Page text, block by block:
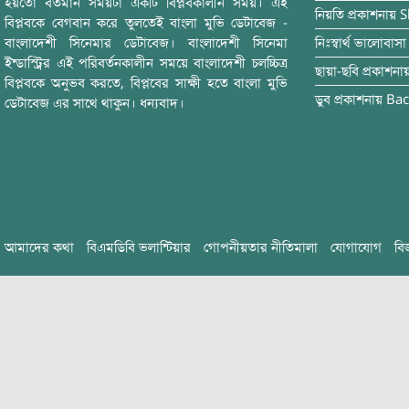
বিপ্লবকে বেগবান করে তুলতেই বাংলা মুভি ডেটাবেজ -
বাংলাদেশী সিনেমার ডেটাবেজ। বাংলাদেশী সিনেমা
ইন্ডাস্ট্রির এই পরিবর্তনকালীন সময়ে বাংলাদেশী চলচ্চিত্র
বিপ্লবকে অনুভব করতে, বিপ্লবের সাক্ষী হতে বাংলা মুভি
ডেটাবেজ এর সাথে থাকুন। ধন্যবাদ।
নিয়তি প্রকাশনায়
নিঃস্বার্থ ভালোবাসা
ছায়া-ছবি
ডুব প্রকাশনায়
আমাদের কথা বিএমডিবি ভলান্টিয়ার গোপনীয়তার নীতিমালা যোগাযোগ